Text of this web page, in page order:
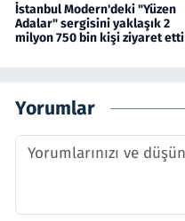
İstanbul Modern'deki "Yüzen
Adalar" sergisini yaklaşık 2
milyon 750 bin kişi ziyaret etti
Yorumlar